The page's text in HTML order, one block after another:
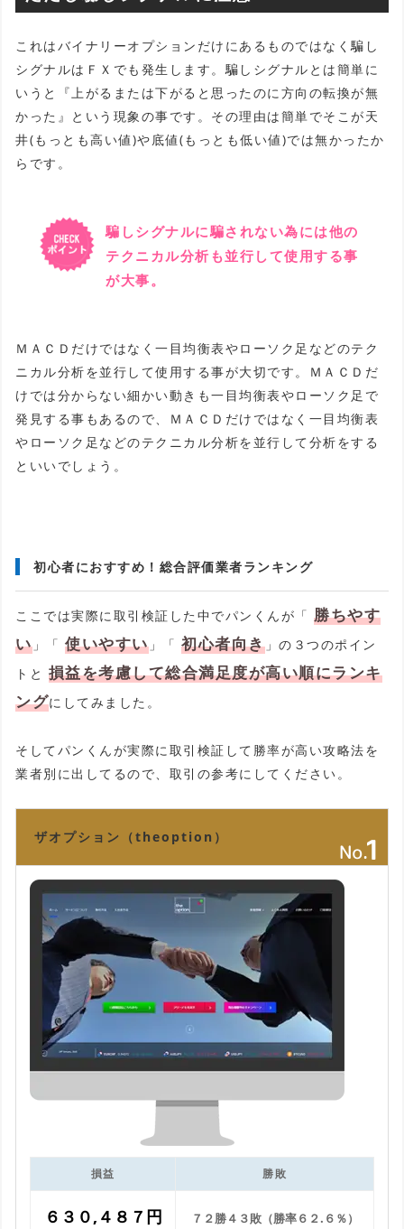
これはバイナリーオプションだけにあるものではなく騙し
シグナルはＦＸでも発生します。騙しシグナルとは簡単に
いうと『上がるまたは下がると思ったのに方向の転換が無
かった』という現象の事です。その理由は簡単でそこが天
井(もっとも高い値)や底値(もっとも低い値)では無かったか
らです。
騙しシグナルに騙されない為には他の
テクニカル分析も並行して使用する事
が大事。
ＭＡＣＤだけではなく一目均衡表やローソク足などのテク
ニカル分析を並行して使用する事が大切です。ＭＡＣＤだ
けでは分からない細かい動きも一目均衡表やローソク足で
発見する事もあるので、ＭＡＣＤだけではなく一目均衡表
やローソク足などのテクニカル分析を並行して分析をする
といいでしょう。
初心者におすすめ！総合評価業者ランキング
ここでは実際に取引検証した中でパンくんが「 勝ちやす
い」「 使いやすい」「 初心者向き」の３つのポイン
トと 損益を考慮して総合満足度が高い順にランキ
ングにしてみました。
そしてパンくんが実際に取引検証して勝率が高い攻略法を
業者別に出してるので、取引の参考にしてください。
ザオプション（theoption）
損益 勝敗
６３０,４８７円 ７２勝４３敗（勝率６２.６％）